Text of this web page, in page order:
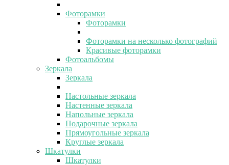
Фоторамки
Фоторамки
Фоторамки на несколько фотографий
Красивые фоторамки
Фотоальбомы
Зеркала
Зеркала
Настольные зеркала
Настенные зеркала
Напольные зеркала
Подарочные зеркала
Прямоугольные зеркала
Круглые зеркала
Шкатулки
Шкатулки